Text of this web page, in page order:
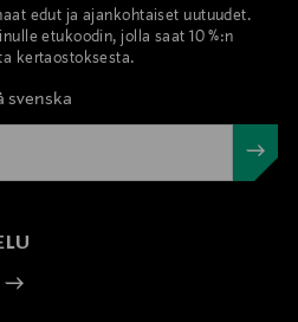
edut ja ajankohtaiset uutuudet.
etukoodin, jolla saat 10 %:n
kertaostoksesta.
svenska